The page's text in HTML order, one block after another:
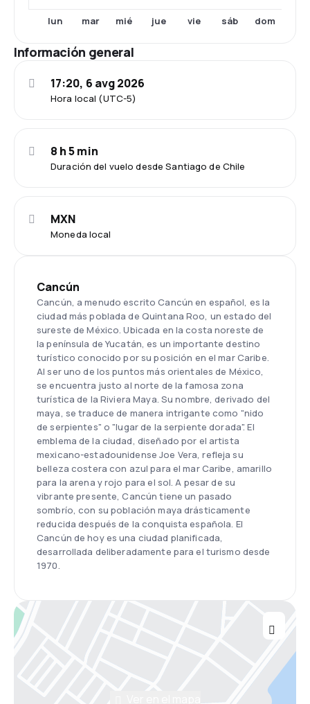
lun mar mié jue vie sáb dom
Información general
Hora local (UTC-5)
17:20, 6 avg 2026
Duración del vuelo desde Santiago de Chile
8 h 5 min
Moneda local
MXN
Cancún
Cancún, a menudo escrito Cancún en español, es la
ciudad más poblada de Quintana Roo, un estado del
sureste de México. Ubicada en la costa noreste de
la península de Yucatán, es un importante destino
turístico conocido por su posición en el mar Caribe.
Al ser uno de los puntos más orientales de México,
se encuentra justo al norte de la famosa zona
turística de la Riviera Maya. Su nombre, derivado del
maya, se traduce de manera intrigante como "nido
de serpientes" o "lugar de la serpiente dorada". El
emblema de la ciudad, diseñado por el artista
mexicano-estadounidense Joe Vera, refleja su
belleza costera con azul para el mar Caribe, amarillo
para la arena y rojo para el sol. A pesar de su
vibrante presente, Cancún tiene un pasado
sombrío, con su población maya drásticamente
reducida después de la conquista española. El
Cancún de hoy es una ciudad planificada,
desarrollada deliberadamente para el turismo desde
1970.